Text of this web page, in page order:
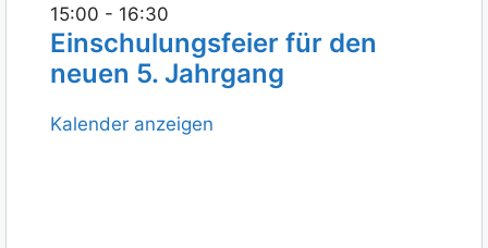
15:00 - 16:30
Einschulungsfeier für den
neuen 5. Jahrgang
Kalender anzeigen